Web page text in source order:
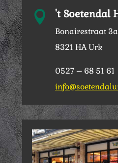
 't Soetendal
Bonairestraat 3a
8321 HA Urk
0527 – 68 51 61